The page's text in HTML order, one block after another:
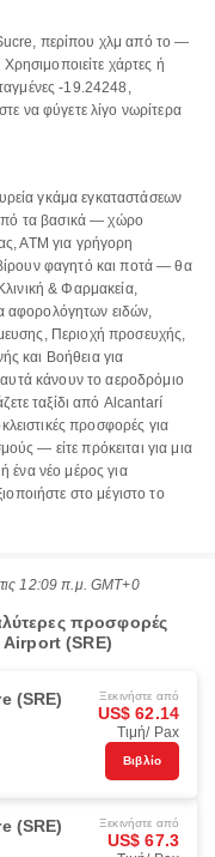
περίπου χλμ από το —
χάρτες ή
-19.24248,
να φύγετε λίγο νωρίτερα
γκάμα εγκαταστάσεων
τα βασικά — χώρο
ΑΤΜ για γρήγορη
φαγητό και ποτά — θα
& Φαρμακεία,
αφορολόγητων ειδών,
Περιοχή προσευχής,
και Βοήθεια για
αυτά κάνουν το αεροδρόμιο
ταξίδι από Alcantarí
προσφορές για
— είτε πρόκειται για μια
ένα νέο μέρος για
στο μέγιστο το
12:09 π.μ. GMT+0
προσφορές
(SRE)
(SRE) Ξεκινήστε από
US$ 62.14
Τιμή/ Pax
Βιβλίο
(SRE) Ξεκινήστε από
US$ 67.3